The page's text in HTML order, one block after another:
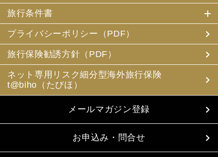
め、当社の保有するお客様の個人データを土産物店に提供
することがあります。この場合、お客様の氏名、パスポー
ト番号及び搭乗される航空便名等に係る個人データを、予
め電磁的方法等で送付することによって提供いたします。
お客様の旅行中の連絡先の方の個人情報をお伺いすること
があります。この個人情報は、お客様に疾病等があった場
合で連絡先の方へ連絡の必要があると当社が認めた場合に
使用させていただきます。お客様は、連絡先の方の個人情
報を当社らに提供することについて連絡先の方の同意を得
るものとします。
4. お客様個人情報の収集・利用について
当社は、お客様の個人情報を収集、利用するにあたり、以
下の取扱いをしておりますことを予めご承知おき願いま
(1) 収集目的、利用範囲をパンフレット、お申込書に明示
旅行条件書
プライバシーポリシー（PDF）
旅行保険勧誘方針（PDF）
ネット専用リスク細分型海外旅行保険
t@biho（たびほ）
メールマガジン登録
お申込み・問合せ